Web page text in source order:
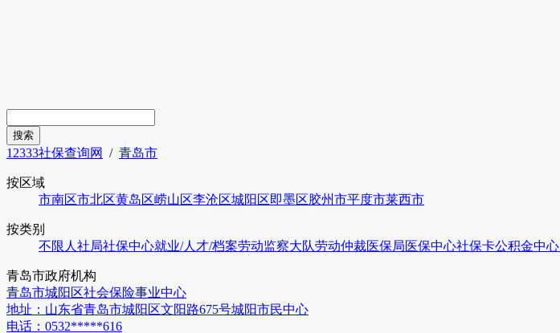
12333社保查询网 / 青岛市
按区域
市南区市北区黄岛区崂山区李沧区城阳区即墨区胶州市平度市莱西市
按类别
不限 人社局社保中心就业/人才/档案劳动监察大队劳动仲裁医保局医保中心社保卡公积金中心
青岛市政府机构
青岛市城阳区社会保险事业中心
地址： 山东省青岛市城阳区文阳路675号城阳市民中心
电话： 0532*****616